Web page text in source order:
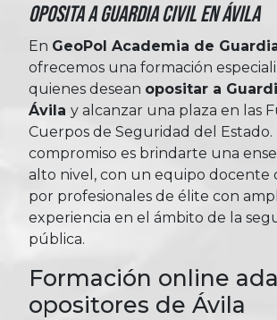
Oposita a Guardia Civil en Ávila
En GeoPol Academia de
ofrecemos una formación
quienes desean opositar a
Ávila y alcanzar una plaza en las
Cuerpos de Seguridad del
compromiso es brindarte una
alto nivel, con un equipo docente
por profesionales de élite con
experiencia en el ámbito de la
pública.
Formación online
opositores de Ávila